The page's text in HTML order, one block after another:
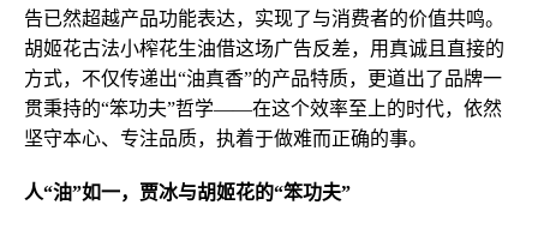
告已然超越产品功能表达，实现了与消费者的价值共鸣。
胡姬花古法小榨花生油借这场广告反差，用真诚且直接的
方式，不仅传递出“油真香”的产品特质，更道出了品牌一
贯秉持的“笨功夫”哲学——在这个效率至上的时代，依然
坚守本心、专注品质，执着于做难而正确的事。
人“油”如一，贾冰与胡姬花的“笨功夫”